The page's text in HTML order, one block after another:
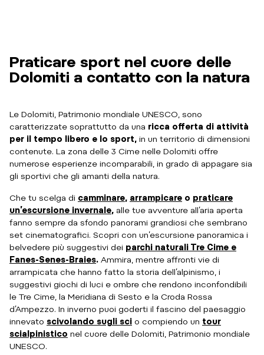
Praticare sport nel cuore delle
Dolomiti a contatto con la natura
Le Dolomiti, Patrimonio mondiale UNESCO, sono
caratterizzate soprattutto da una ricca offerta di attività
per il tempo libero e lo sport, in un territorio di dimensioni
contenute. La zona delle 3 Cime nelle Dolomiti offre
numerose esperienze incomparabili, in grado di appagare sia
gli sportivi che gli amanti della natura.
Che tu scelga di camminare, arrampicare o praticare
un’escursione invernale, alle tue avventure all’aria aperta
fanno sempre da sfondo panorami grandiosi che sembrano
set cinematografici. Scopri con un’escursione panoramica i
belvedere più suggestivi dei parchi naturali Tre Cime e
Fanes-Senes-Braies. Ammira, mentre affronti vie di
arrampicata che hanno fatto la storia dell’alpinismo, i
suggestivi giochi di luci e ombre che rendono inconfondibili
le Tre Cime, la Meridiana di Sesto e la Croda Rossa
d’Ampezzo. In inverno puoi goderti il fascino del paesaggio
innevato scivolando sugli sci o compiendo un tour
scialpinistico nel cuore delle Dolomiti, Patrimonio mondiale
UNESCO.